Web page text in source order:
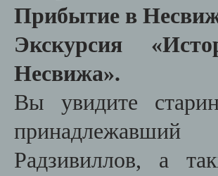
Прибытие в
Экскурсия
Несвижа».
Вы увидите
Радзивиллов, а